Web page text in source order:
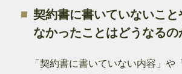
契約書に書いていないこと
なかったことはどうなるの
「契約書に書いていない内容」や